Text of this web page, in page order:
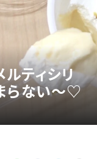
ルティシリ
らない～♡